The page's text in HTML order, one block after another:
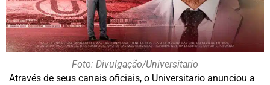
Foto: Divulgação/Universitario
Através de seus canais oficiais, o Universitario anunciou a